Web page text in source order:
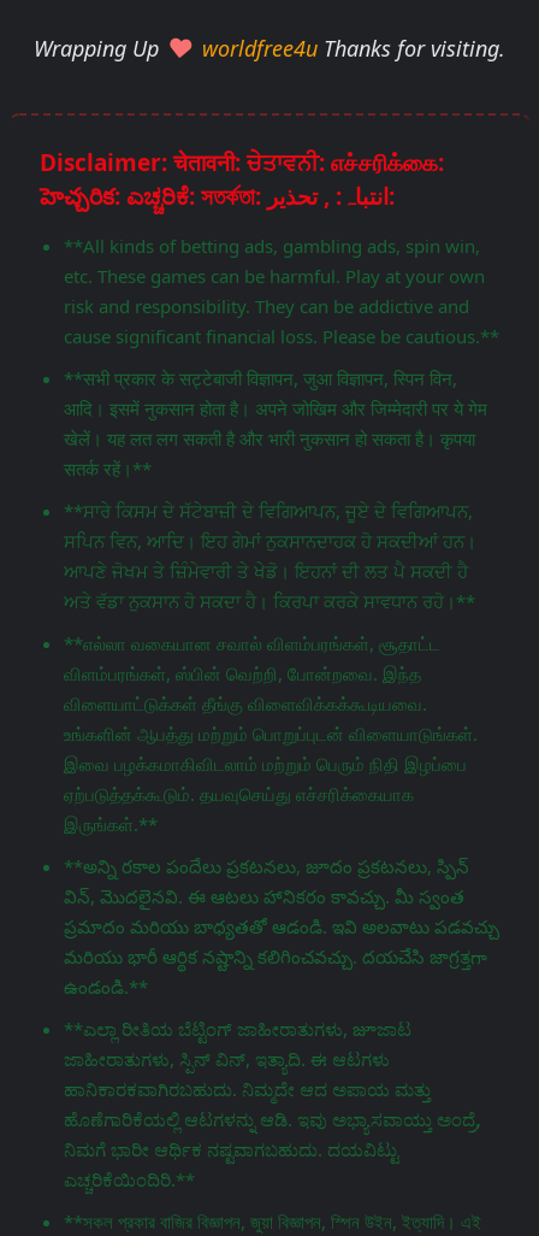
Wrapping Up worldfree4u Thanks for visiting.
Disclaimer: चेतावनी: ਚੇਤਾਵਨੀ: எச்சரிக்கை:
హెచ్చరిక: ಎಚ್ಚರಿಕೆ: সতর্কতা: انتباہ: , تحذير:
**All kinds of betting ads, gambling ads, spin win,
etc. These games can be harmful. Play at your own
risk and responsibility. They can be addictive and
cause significant financial loss. Please be cautious.**
**सभी प्रकार के सट्टेबाजी विज्ञापन, जुआ विज्ञापन, स्पिन विन,
आदि। इसमें नुकसान होता है। अपने जोखिम और जिम्मेदारी पर ये गेम
खेलें। यह लत लग सकती है और भारी नुकसान हो सकता है। कृपया
सतर्क रहें।**
**ਸਾਰੇ ਕਿਸਮ ਦੇ ਸੱਟੇਬਾਜ਼ੀ ਦੇ ਵਿਗਿਆਪਨ, ਜੂਏ ਦੇ ਵਿਗਿਆਪਨ,
ਸਪਿਨ ਵਿਨ, ਆਦਿ। ਇਹ ਗੇਮਾਂ ਨੁਕਸਾਨਦਾਹਕ ਹੋ ਸਕਦੀਆਂ ਹਨ।
ਆਪਣੇ ਜੋਖਮ ਤੇ ਜ਼ਿੰਮੇਵਾਰੀ ਤੇ ਖੇਡੋ। ਇਹਨਾਂ ਦੀ ਲਤ ਪੈ ਸਕਦੀ ਹੈ
ਅਤੇ ਵੱਡਾ ਨੁਕਸਾਨ ਹੋ ਸਕਦਾ ਹੈ। ਕਿਰਪਾ ਕਰਕੇ ਸਾਵਧਾਨ ਰਹੋ।**
**எல்லா வகையான சவால் விளம்பரங்கள், சூதாட்ட
விளம்பரங்கள், ஸ்பின் வெற்றி, போன்றவை. இந்த
விளையாட்டுக்கள் தீங்கு விளைவிக்கக்கூடியவை.
உங்களின் ஆபத்து மற்றும் பொறுப்புடன் விளையாடுங்கள்.
இவை பழக்கமாகிவிடலாம் மற்றும் பெரும் நிதி இழப்பை
ஏற்படுத்தக்கூடும். தயவுசெய்து எச்சரிக்கையாக
இருங்கள்.**
**అన్ని రకాల పందేలు ప్రకటనలు, జూదం ప్రకటనలు, స్పిన్
విన్, మొదలైనవి. ఈ ఆటలు హానికరం కావచ్చు. మీ స్వంత
ప్రమాదం మరియు బాధ్యతతో ఆడండి. ఇవి అలవాటు పడవచ్చు
మరియు భారీ ఆర్థిక నష్టాన్ని కలిగించవచ్చు. దయచేసి జాగ్రತ್ತగా
ఉండండి.**
**ಎಲ್ಲಾ ರೀತಿಯ ಬೆಟ್ಟಿಂಗ್ ಜಾಹೀರಾತುಗಳು, జూಜಾಟ
ಜಾಹೀರಾತುಗಳು, ಸ್ಪಿನ್ ವಿನ್, ಇತ್ಯಾದಿ. ಈ ಆಟಗಳು
ಹಾನಿಕಾರಕವಾಗಿರಬಹುದು. ನಿಮ್ಮದೇ ಆದ ಅಪಾಯ ಮತ್ತು
ಹೊಣೆಗಾರಿಕೆಯಲ್ಲಿ ಆಟಗಳನ್ನು ಆಡಿ. ಇವು ಅಭ್ಯಾಸವಾಯ್ತು ಅಂದ್ರೆ,
ನಿಮಗೆ ಭಾರೀ ಆರ್ಥಿಕ ನಷ್ಟವಾಗಬಹುದು. ದಯವಿಟ್ಟು
ಎಚ್ಚರಿಕೆಯಿಂದಿರಿ.**
**সকল প্রকার বাজির বিজ্ঞাপন, জুয়া বিজ্ঞাপন, স্পিন উইন, ইত্যাদি। এই